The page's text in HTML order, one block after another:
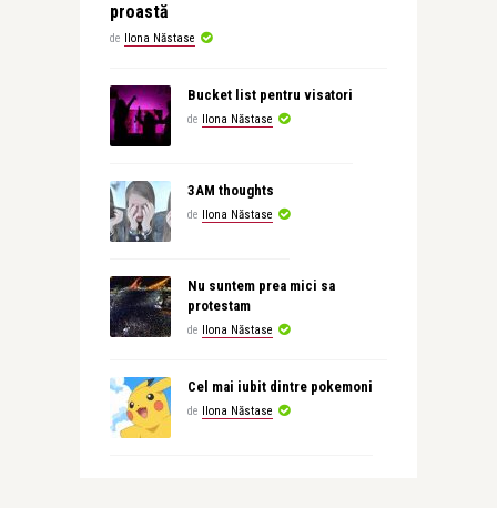
proastă
de Ilona Năstase
Bucket list pentru visatori
de Ilona Năstase
3AM thoughts
de Ilona Năstase
Nu suntem prea mici sa
protestam
de Ilona Năstase
Cel mai iubit dintre pokemoni
de Ilona Năstase